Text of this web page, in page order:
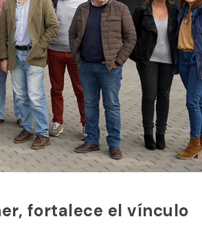
fortalece el vínculo